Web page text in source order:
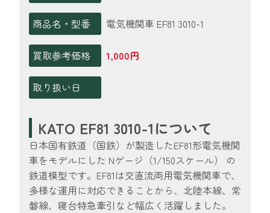
商品名・型番 電気機関車 EF81 3010-1
買取参考価格 1,000円
取り扱い日
KATO EF81 3010-1について
日本国有鉄道（国鉄）が製造したEF81形電気機関
車をモデルにした Nゲージ（1/150スケール） の
鉄道模型です。EF81は交直流両用電気機関車で、
多様な運用に対応できることから、北陸本線、常
磐線、寝台特急牽引など幅広く活躍しました。